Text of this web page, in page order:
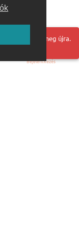
és próbálja meg újra.
Bejelentkezés